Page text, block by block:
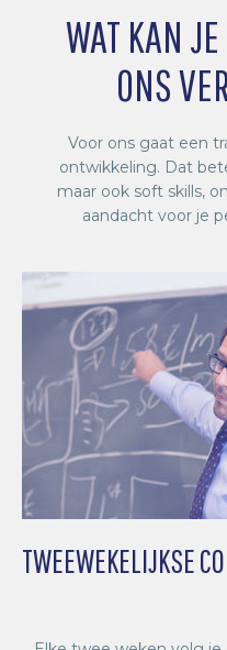
WAT KAN
ONS
Voor ons gaat een
ontwikkeling. Dat
maar ook soft skills,
aandacht voor je
TWEEWEKELIJKSE